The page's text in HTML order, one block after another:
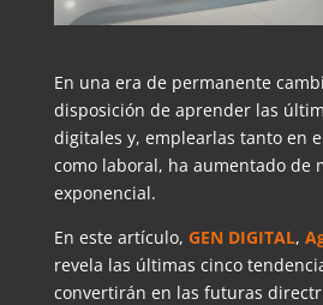
En una era de permanente
disposición de aprender las
digitales y, emplearlas tanto en
como laboral, ha aumentado de
exponencial.
En este artículo, GEN DIGITAL,
revela las últimas cinco
convertirán en las futuras